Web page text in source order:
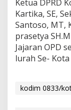
Ketua DPRD
Kartika, SE,
Santoso, MT,
prasetya
Jajaran OPD
lurah Se-
kodim 0833/